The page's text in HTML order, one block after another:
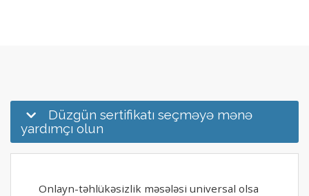
Düzgün sertifikatı seçməyə mənə
yardımçı olun
Onlayn-təhlükəsizlik məsələsi universal olsa